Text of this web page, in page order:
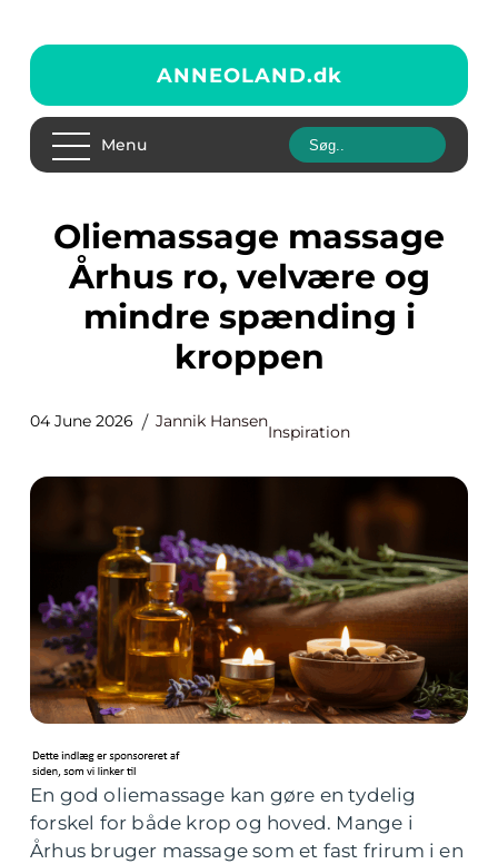
ANNEOLAND.dk
Menu
Oliemassage massage
Århus ro, velvære og
mindre spænding i
kroppen
04 June 2026 Jannik Hansen
Inspiration
En god oliemassage kan gøre en tydelig
forskel for både krop og hoved. Mange i
Århus bruger massage som et fast frirum i en